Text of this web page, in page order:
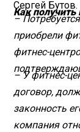
Сергей Бутов.
Как
–
приобрели
фитнес-
– У фитнес-
договор,
законность
компания